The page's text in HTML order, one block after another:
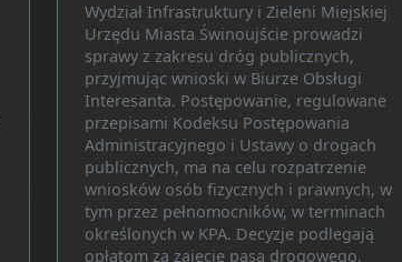
Wydział Infrastruktury i Zieleni Miejskiej
Urzędu Miasta Świnoujście prowadzi
sprawy z zakresu dróg publicznych,
przyjmując wnioski w Biurze Obsługi
Interesanta. Postępowanie, regulowane
przepisami Kodeksu Postępowania
Administracyjnego i Ustawy o drogach
publicznych, ma na celu rozpatrzenie
wniosków osób fizycznych i prawnych, w
tym przez pełnomocników, w terminach
określonych w KPA. Decyzje podlegają
opłatom za zajęcie pasa drogowego,